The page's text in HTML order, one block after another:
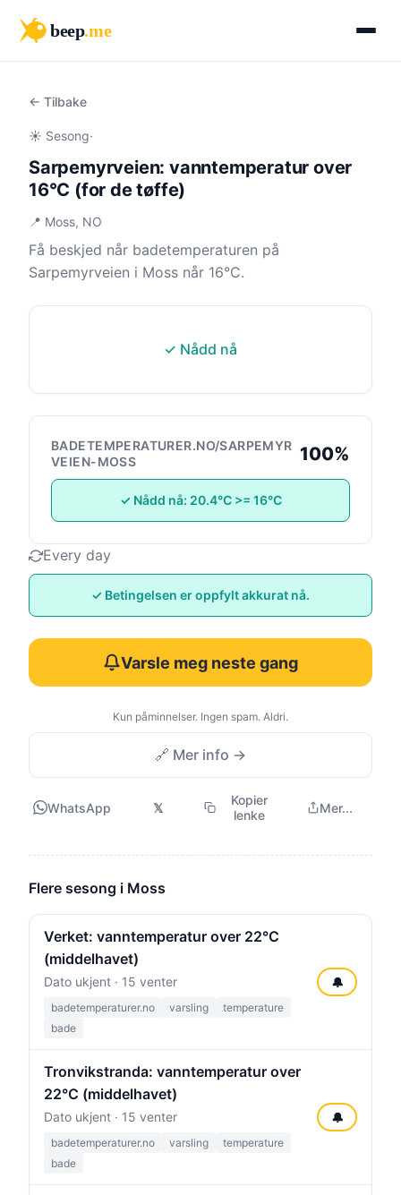
beep.me
← Tilbake
☀️ Sesong·
Sarpemyrveien: vanntemperatur over
16°C (for de tøffe)
📍 Moss, NO
Få beskjed når badetemperaturen på
Sarpemyrveien i Moss når 16°C.
✓ Nådd nå
BADETEMPERATURER.NO/SARPEMYR
VEIEN-MOSS
100%
✓ Nådd nå: 20.4°C >= 16°C
Every day
✓ Betingelsen er oppfylt akkurat nå.
Varsle meg neste gang
Kun påminnelser. Ingen spam. Aldri.
🔗 Mer info →
WhatsApp 𝕏
Kopier
lenke
Mer...
Flere sesong i Moss
Verket: vanntemperatur over 22°C
(middelhavet)
Dato ukjent · 15 venter
badetemperaturer.no varsling
temperature
bade
🔔
Tronvikstranda: vanntemperatur over
22°C (middelhavet)
Dato ukjent · 15 venter
badetemperaturer.no varsling
temperature
bade
🔔